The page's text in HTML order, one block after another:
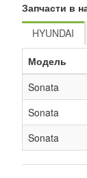
Запчасти в
HYUNDAI
Модель
Sonata
Sonata
Sonata